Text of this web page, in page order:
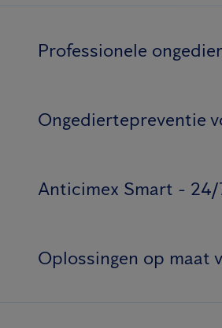
Professionele
Ongediertepreventie
Anticimex Smart -
Oplossingen op maat